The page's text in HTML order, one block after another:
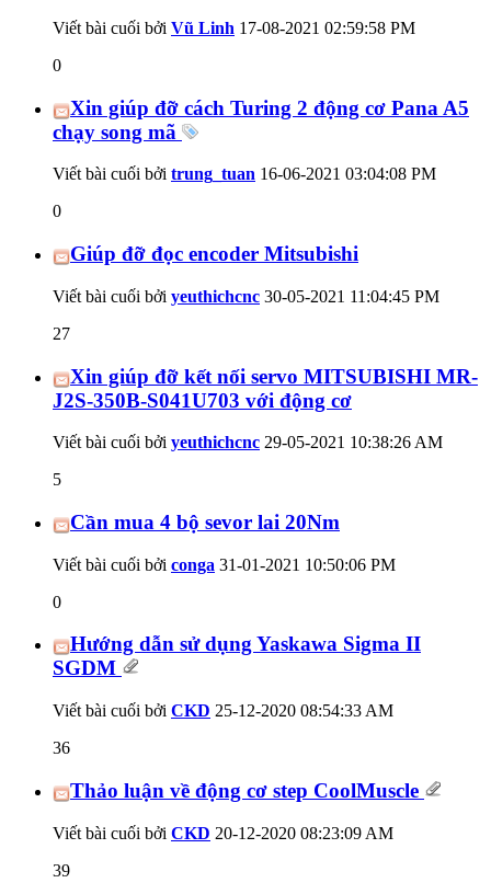
Viết bài cuối bởi Vũ Linh 17-08-2021 02:59:58 PM
0
Xin giúp đỡ cách Turing 2 động cơ Pana A5
chạy song mã
Viết bài cuối bởi trung_tuan 16-06-2021 03:04:08 PM
0
Giúp đỡ đọc encoder Mitsubishi
Viết bài cuối bởi yeuthichcnc 30-05-2021 11:04:45 PM
27
Xin giúp đỡ kết nối servo MITSUBISHI MR-
J2S-350B-S041U703 với động cơ
Viết bài cuối bởi yeuthichcnc 29-05-2021 10:38:26 AM
5
Cần mua 4 bộ sevor lai 20Nm
Viết bài cuối bởi conga 31-01-2021 10:50:06 PM
0
Hướng dẫn sử dụng Yaskawa Sigma II
SGDM
Viết bài cuối bởi CKD 25-12-2020 08:54:33 AM
36
Thảo luận về động cơ step CoolMuscle
Viết bài cuối bởi CKD 20-12-2020 08:23:09 AM
39